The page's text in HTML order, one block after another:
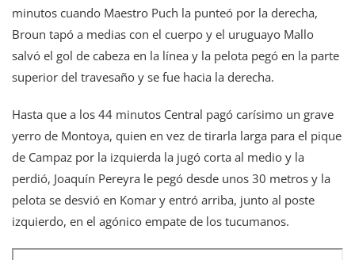
minutos cuando Maestro Puch la punteó por la derecha,
Broun tapó a medias con el cuerpo y el uruguayo Mallo
salvó el gol de cabeza en la línea y la pelota pegó en la parte
superior del travesaño y se fue hacia la derecha.
Hasta que a los 44 minutos Central pagó carísimo un grave
yerro de Montoya, quien en vez de tirarla larga para el pique
de Campaz por la izquierda la jugó corta al medio y la
perdió, Joaquín Pereyra le pegó desde unos 30 metros y la
pelota se desvió en Komar y entró arriba, junto al poste
izquierdo, en el agónico empate de los tucumanos.